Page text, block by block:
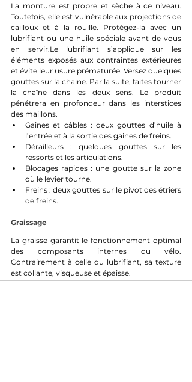
La monture est propre et sèche à ce niveau.
Toutefois, elle est vulnérable aux projections de
cailloux et à la rouille. Protégez-la avec un
lubrifiant ou une huile spéciale avant de vous
en servir.Le lubrifiant s’applique sur les
éléments exposés aux contraintes extérieures
et évite leur usure prématurée. Versez quelques
gouttes sur la chaine. Par la suite, faites tourner
la chaîne dans les deux sens. Le produit
pénétrera en profondeur dans les interstices
des maillons.
Gaines et câbles : deux gouttes d’huile à
l’entrée et à la sortie des gaines de freins.
Dérailleurs : quelques gouttes sur les
ressorts et les articulations.
Blocages rapides : une goutte sur la zone
où le levier tourne.
Freins : deux gouttes sur le pivot des étriers
de freins.
Graissage
La graisse garantit le fonctionnement optimal
des composants internes du vélo.
Contrairement à celle du lubrifiant, sa texture
est collante, visqueuse et épaisse.
L’entretien régulier de la bicyclette est essentiel